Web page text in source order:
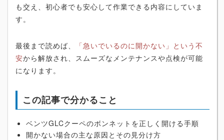
も交え、初心者でも安心して作業できる内容にしていま
す。
最後まで読めば、
「急いでいるのに開かない」という不
安から解放され、スムーズなメンテナンスや点検が可能
になります。
この記事で分かること
ベンツGLCクーペのボンネットを正しく開ける手順
開かない場合の主な原因とその見分け方